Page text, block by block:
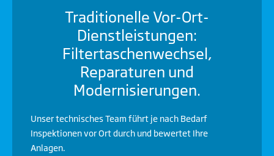
Traditionelle Vor-Ort-
Dienstleistungen:
Filtertaschenwechsel,
Reparaturen und
Modernisierungen.
Unser technisches Team führt je nach Bedarf
Inspektionen vor Ort durch und bewertet Ihre
Anlagen.